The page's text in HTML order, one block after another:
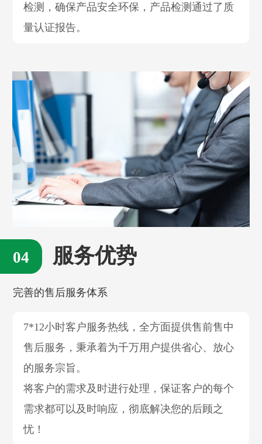
检测，确保产品安全环保，产品检测通过了质
量认证报告。
服务优势
完善的售后服务体系
7*12小时客户服务热线，全方面提供售前售中
售后服务，秉承着为千万用户提供省心、放心
的服务宗旨。
将客户的需求及时进行处理，保证客户的每个
需求都可以及时响应，彻底解决您的后顾之
忧！